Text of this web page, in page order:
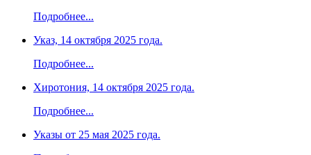
Подробнее...
Указ, 14 октября 2025 года.
Подробнее...
Хиротония, 14 октября 2025 года.
Подробнее...
Указы от 25 мая 2025 года.